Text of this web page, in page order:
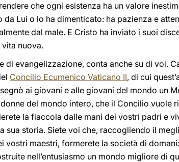
che ogni esistenza ha un valore
Lui o lo ha dimenticato: ha pazienza e
dal male. E Cristo ha inviato i suoi
nuova.
di evangelizzazione, conta anche su di voi.
Concilio Ecumenico Vaticano II, di cui
ai giovani e alle giovani del mondo un
del mondo intero, che il Concilio vuole
la fiaccola dalle mani dei vostri padri e
storia. Siete voi che, raccogliendo il
vostri maestri, formerete la società di
nell’entusiasmo un mondo migliore di